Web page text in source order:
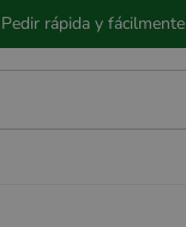
Pedir rápida y fácilmente